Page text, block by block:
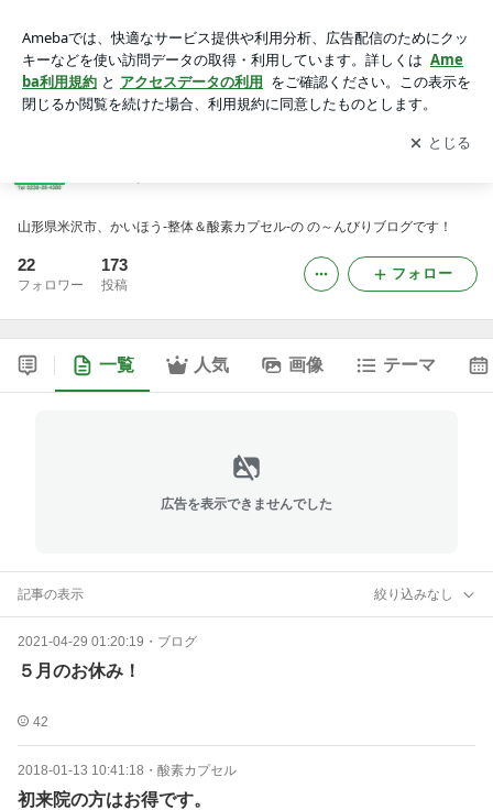
アプリをダウンロードして ブログの更新通知
を受け取りまし
ょう。
開く
山形県米沢市、かいほう‐整体＆酸素カプセル‐の の～んびりブログです！
22
フォロワー
173
投稿
フォロー
一覧 人気 画像 テーマ
広告を表示できませんでした
記事の表示 絞り込みなし
2021-04-29 01:20:19 ・ ブログ
５月のお休み！
42
2018-01-13 10:41:18 ・ 酸素カプセル
初来院の方はお得です。